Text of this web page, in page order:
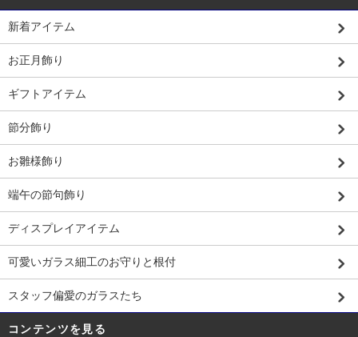
新着アイテム
お正月飾り
ギフトアイテム
節分飾り
お雛様飾り
端午の節句飾り
ディスプレイアイテム
可愛いガラス細工のお守りと根付
スタッフ偏愛のガラスたち
コンテンツを見る